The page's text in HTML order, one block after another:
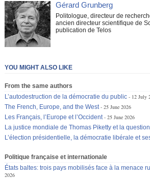
Gérard Grunberg
Politologue, directeur de
ancien directeur scientifique de
publication de Telos
YOU MIGHT ALSO LIKE
From the same authors
L’autodestruction de la démocratie du public
12 July
The French, Europe, and the West
25 June 2026
Les Français, l’Europe et l’Occident
25 June 2026
La justice mondiale de Thomas Piketty et la
L’élection présidentielle, la démocratie libérale et
Politique française et internationale
États baltes: trois pays mobilisés face à la menace
2026